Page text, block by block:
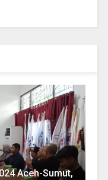
Aceh-Sumut,